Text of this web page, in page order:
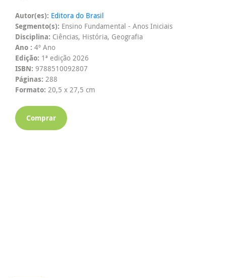
Autor(es): Editora do Brasil
Segmento(s): Ensino Fundamental - Anos Iniciais
Disciplina: Ciências, História, Geografia
Ano : 4º Ano
Edição: 1ª edição 2026
ISBN: 9788510092807
Páginas: 288
Formato: 20,5 x 27,5 cm
Comprar